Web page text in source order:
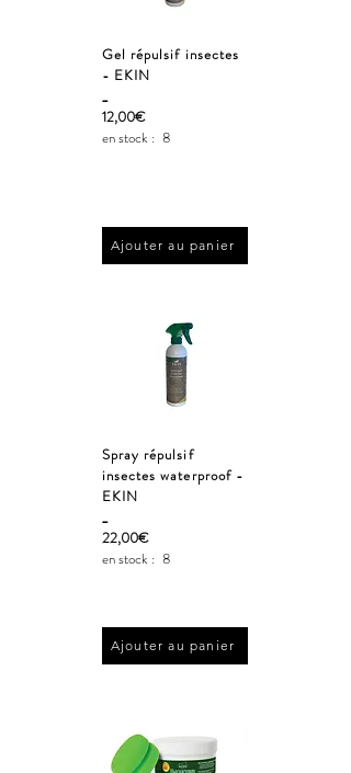
Gel répulsif insectes
- EKIN
_
12,00€
en stock : 8
Ajouter au panier
Spray répulsif
insectes waterproof -
EKIN
_
22,00€
en stock : 8
Ajouter au panier